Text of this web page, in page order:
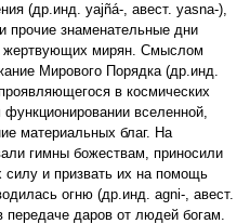
(др.инд. yajñá-, авест. yasna-),
прочие знаменательные дни
жертвующих мирян. Смыслом
Мирового Порядка (др.инд.
в космических
вселенной,
материальных благ. На
гимны божествам, приносили
силу и призвать их на помощь
огню (др.инд. agni-, авест.
передаче даров от людей богам.